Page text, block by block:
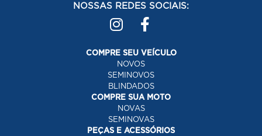
NOSSAS REDES SOCIAIS:
COMPRE SEU VEÍCULO
NOVOS
SEMINOVOS
BLINDADOS
COMPRE SUA MOTO
NOVAS
SEMINOVAS
PEÇAS E ACESSÓRIOS